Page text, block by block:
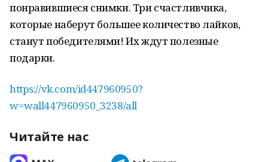
понравившиеся снимки. Три счастливчика,
которые наберут большее количество лайков,
станут победителями! Их ждут полезные
подарки.
https://vk.com/id447960950?
w=wall447960950_3238/all
Читайте нас